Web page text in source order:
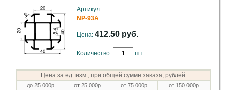
Артикул:
NP-93А
Цена: 412.50 руб.
Количество: шт.
Цена за ед. изм., при общей сумме заказа, рублей:
до 25 000р от 25 000р от 75 000р
от 150 000р